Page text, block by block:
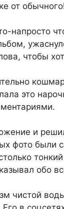
от
напросто
чтобы
это
и
фото были
обо
чистой